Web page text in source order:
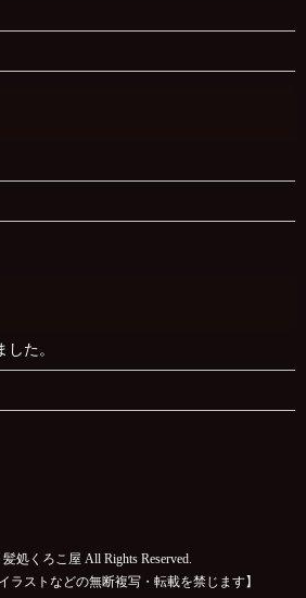
た。
処くろこ屋 All Rights Reserved.
ラストなどの無断複写・転載を禁じます】